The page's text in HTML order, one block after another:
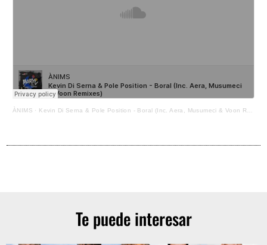
ÀNIMS · Kevin Di Serna & Pole Position - Boral (Inc. Aera, Musumeci & Voon Remixes)
Te puede interesar